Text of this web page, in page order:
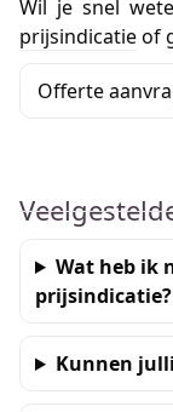
Wil je snel
prijsindicatieof
Offerte
Wat heb ik
prijsindicatie?
Kunnen